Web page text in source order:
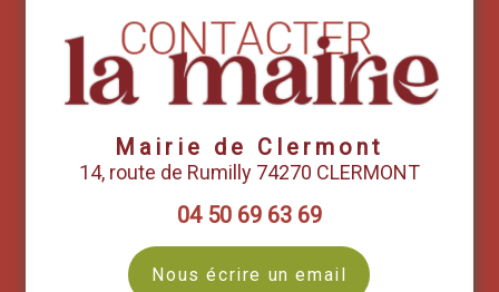
Mairie de Clermont
14, route de Rumilly 74270 CLERMONT
04 50 69 63 69
Nous écrire un email